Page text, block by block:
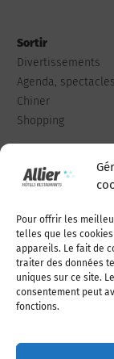
Pour offrir les
telles que les
appareils. Le fait de
traiter des données
uniques sur ce site.
consentement peut
fonctions.
Sortir
Divertissements
Agenda,
Chiner
Shopping
Qui sommes-
Adhérer à